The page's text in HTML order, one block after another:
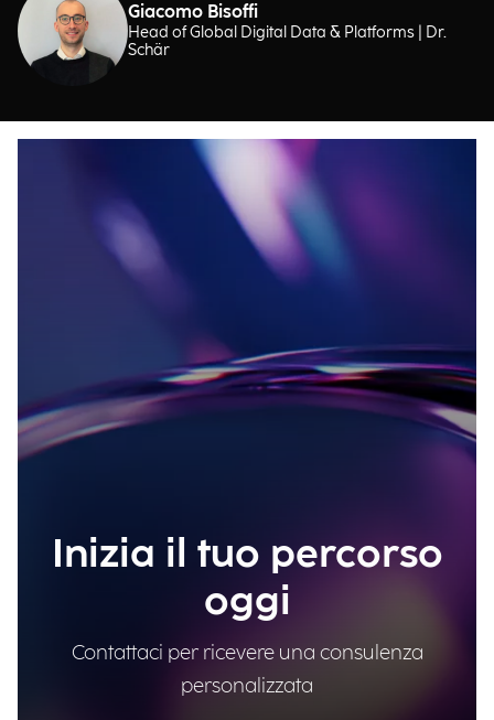
Giacomo Bisoffi
Head of Global Digital Data & Platforms | Dr.
Schär
Inizia il tuo percorso
oggi
Contattaci per ricevere una consulenza
personalizzata